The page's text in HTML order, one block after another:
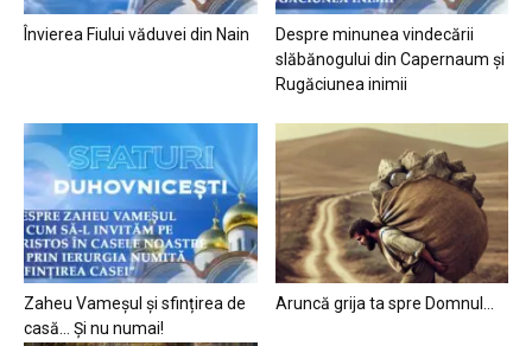
Învierea Fiului văduvei din Nain
Despre minunea vindecării
slăbănogului din Capernaum și
Rugăciunea inimii
Zaheu Vameșul și sfințirea de
casă… Și nu numai!
Aruncă grija ta spre Domnul…